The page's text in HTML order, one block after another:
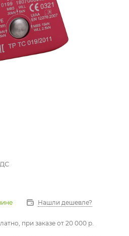
Нашли дешевле?
при заказе от 20 000 р.